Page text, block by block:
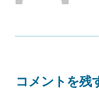
コメントを残